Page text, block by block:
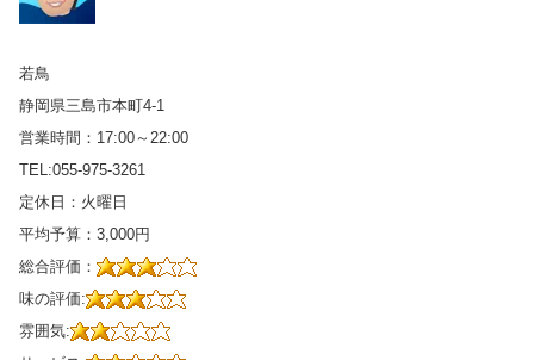
若鳥
静岡県三島市本町4-1
営業時間：17:00～22:00
TEL:055-975-3261
定休日：火曜日
平均予算：3,000円
総合評価：
味の評価:
雰囲気: